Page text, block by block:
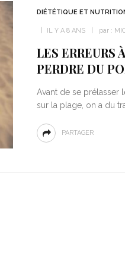
DIÉTÉTIQUE ET
IL Y A 8 ANS par :
LES ERREURS
PERDRE DU
Avant de se prélasser
sur la plage, on a du
PARTAGER